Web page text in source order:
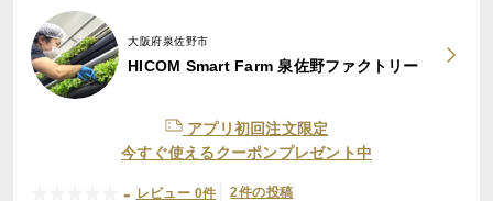
大阪府泉佐野市
HICOM Smart Farm 泉佐野ファクトリー
アプリ初回注文限定
今すぐ使えるクーポンプレゼント中
- レビュー 0件 2件の投稿